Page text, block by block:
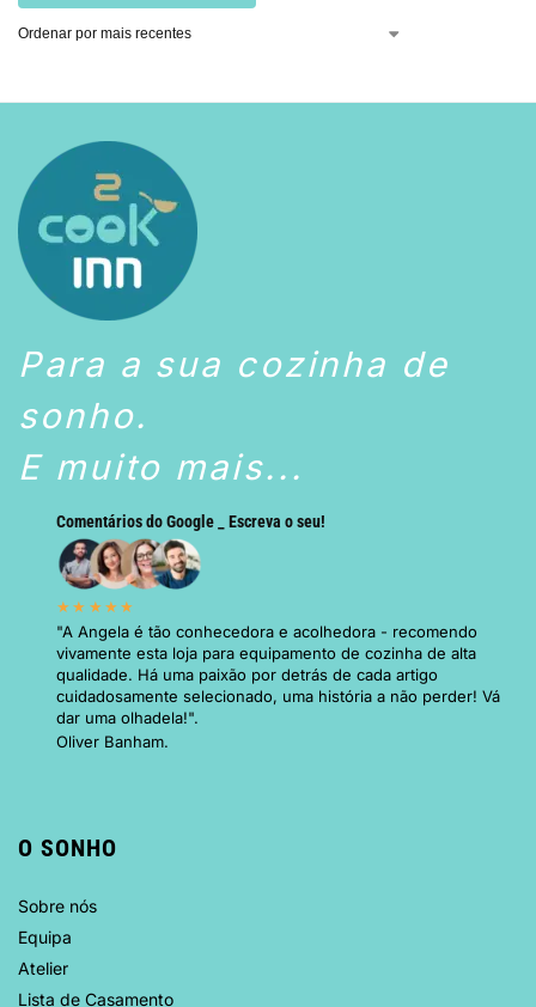
Para a sua cozinha de
sonho.
E muito mais...
Comentários do Google _ Escreva o seu!
★★★★★
"A Angela é tão conhecedora e acolhedora - recomendo
vivamente esta loja para equipamento de cozinha de alta
qualidade. Há uma paixão por detrás de cada artigo
cuidadosamente selecionado, uma história a não perder! Vá
dar uma olhadela!".
Oliver Banham.
O SONHO
Sobre nós
Equipa
Atelier
Lista de Casamento